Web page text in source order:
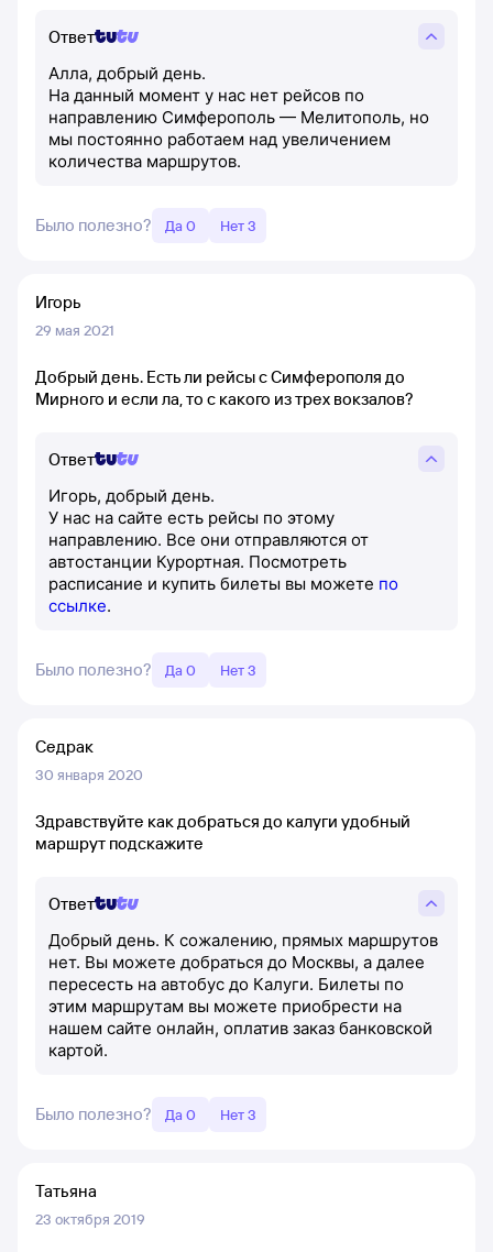
Ответ
Алла, добрый день.
На данный момент у нас нет рейсов по
направлению Симферополь — Мелитополь, но
мы постоянно работаем над увеличением
количества маршрутов.
Было полезно? Да 0 Нет 3
Игорь
29 мая 2021
Добрый день. Есть ли рейсы с Симферополя до
Мирного и если ла, то с какого из трех вокзалов?
Ответ
Игорь, добрый день.
У нас на сайте есть рейсы по этому
направлению. Все они отправляются от
автостанции Курортная. Посмотреть
расписание и купить билеты вы можете по
ссылке.
Было полезно? Да 0 Нет 3
Седрак
30 января 2020
Здравствуйте как добраться до калуги удобный
маршрут подскажите
Ответ
Добрый день. К сожалению, прямых маршрутов
нет. Вы можете добраться до Москвы, а далее
пересесть на автобус до Калуги. Билеты по
этим маршрутам вы можете приобрести на
нашем сайте онлайн, оплатив заказ банковской
картой.
Было полезно? Да 0 Нет 3
Татьяна
23 октября 2019